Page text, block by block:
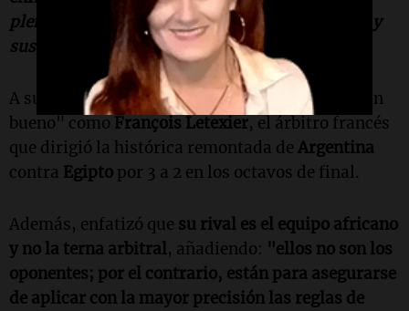
plenamente en el trío arbitral, en el señor Tello y
sus asistentes".
A su vez, espera que el árbitro argentino sea "tan
bueno" como François Letexier, el árbitro francés
que dirigió la histórica remontada de Argentina
contra Egipto por 3 a 2 en los octavos de final.
Además, enfatizó que su rival es el equipo africano
y no la terna arbitral, añadiendo: "ellos no son los
oponentes; por el contrario, están para asegurarse
de aplicar con la mayor precisión las reglas de